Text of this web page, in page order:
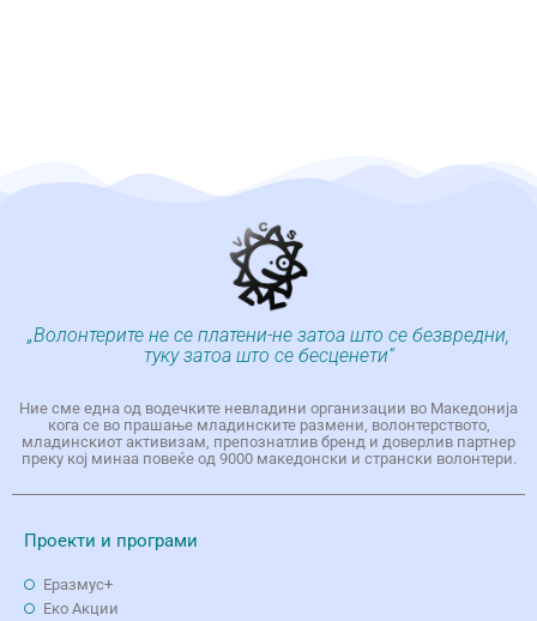
„Волонтерите не се платени-не затоа што се безвредни,
туку затоа што се бесценети“
Ние сме една од водечките невладини организации во Македонија
кога се во прашање младинските размени, волонтерството,
младинскиот активизам, препознатлив бренд и доверлив партнер
преку кој минаа повеќе од 9000 македонски и странски волонтери.
Проекти и програми
Еразмус+
Еко Aкции